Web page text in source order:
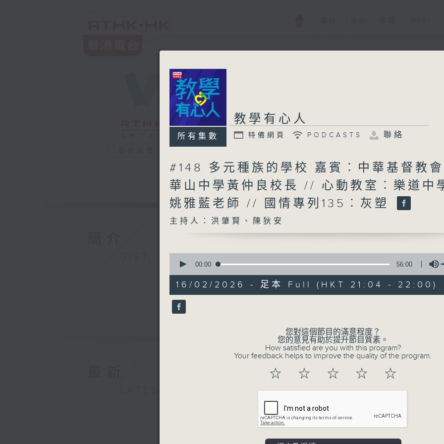
所有集數
教學有心人
特備網頁 PODCASTS
您喜歡這個節目嗎?
主持人：洪肇賢、陳狄安
對教與學都關心上心之有心人
包括教師、校長、學生、家長、學者及官員，
關懷教育團隊
關注教育政策
關顧教育生態
所有集數
教學有心人
特備網頁 PODCASTS 聯絡
#148 多元種族的學校 嘉賓︰中華基督教
華山中學黃仲良校長 // 心動教室︰樂道中
姚雅藍老師 // 國情專列135︰灰塑
主持人：洪肇賢、陳狄安
seconds
56
minutes,
0
seconds
90%
00:00 56:00
16/02/2026 - 足本 Full (HKT 21:04 - 22:00)
您對這個節目的滿意程度？
您的意見有助於提升節目質素。
How satisfied are you with this program?
Your feedback helps to improve the quality of the program.
☆ ☆ ☆ ☆ ☆